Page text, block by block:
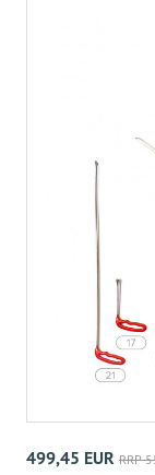
499,45 EUR RRP